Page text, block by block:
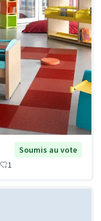
Soumis au vote
1